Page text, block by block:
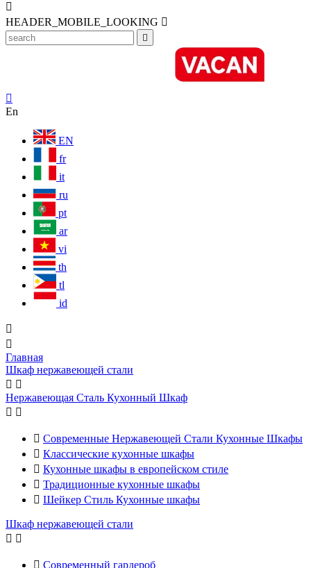

HEADER_MOBILE_LOOKING 


En
EN
fr
it
ru
pt
ar
vi
th
tl
id


Главная
Шкаф нержавеющей стали
 
Нержавеющая Сталь Кухонный Шкаф
 
 Современные Нержавеющей Стали Кухонные Шкафы
 Классические кухонные шкафы
 Кухонные шкафы в европейском стиле
 Традиционные кухонные шкафы
 Шейкер Стиль Кухонные шкафы
Шкаф нержавеющей стали
 
 Современный гардероб